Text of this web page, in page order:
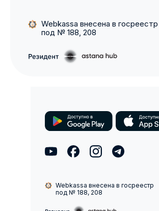
Webkassa внесена в госреестр
под № 188, 208